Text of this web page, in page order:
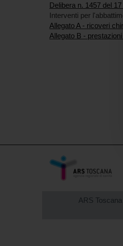
Delibera n. 1457 del 17
Interventi per
Allegato A - ricoveri
Allegato B -
ARS